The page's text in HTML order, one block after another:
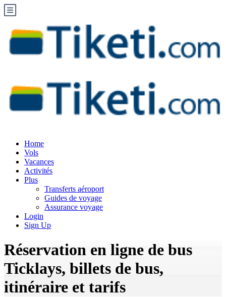
Home
Vols
Vacances
Activités
Plus
Transferts aéroport
Guides de voyage
Assurance voyage
Login
Sign Up
Réservation en ligne de bus
Ticklays, billets de bus,
itinéraire et tarifs